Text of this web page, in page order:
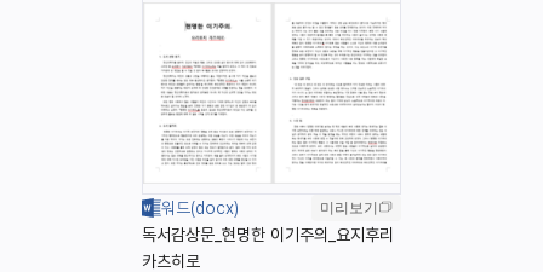
미리보기
독서감상문_현명한 이기주의_요지후리
카츠히로